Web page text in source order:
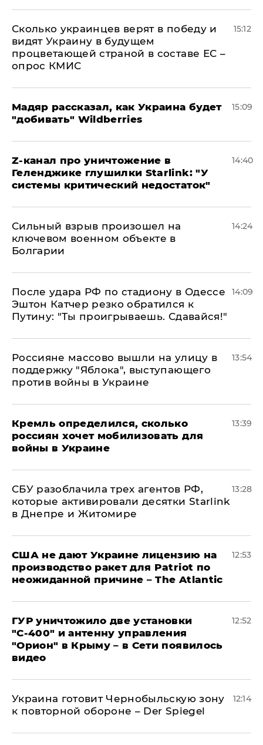
Сколько украинцев верят в победу и
видят Украину в будущем
процветающей страной в составе ЕС –
опрос КМИС
15:12
Мадяр рассказал, как Украина будет
"добивать" Wildberries
15:09
Z-канал про уничтожение в
Геленджике глушилки Starlink: "У
системы критический недостаток"
14:40
Сильный взрыв произошел на
ключевом военном объекте в
Болгарии
14:24
После удара РФ по стадиону в Одессе
Эштон Катчер резко обратился к
Путину: "Ты проигрываешь. Сдавайся!"
14:09
Россияне массово вышли на улицу в
поддержку "Яблока", выступающего
против войны в Украине
13:54
Кремль определился, сколько
россиян хочет мобилизовать для
войны в Украине
13:39
СБУ разоблачила трех агентов РФ,
которые активировали десятки Starlink
в Днепре и Житомире
13:28
США не дают Украине лицензию на
производство ракет для Patriot по
неожиданной причине – The Atlantic
12:53
ГУР уничтожило две установки
"С‑400" и антенну управления
"Орион" в Крыму – в Сети появилось
видео
12:52
Украина готовит Чернобыльскую зону
к повторной обороне – Der Spiegel
12:14